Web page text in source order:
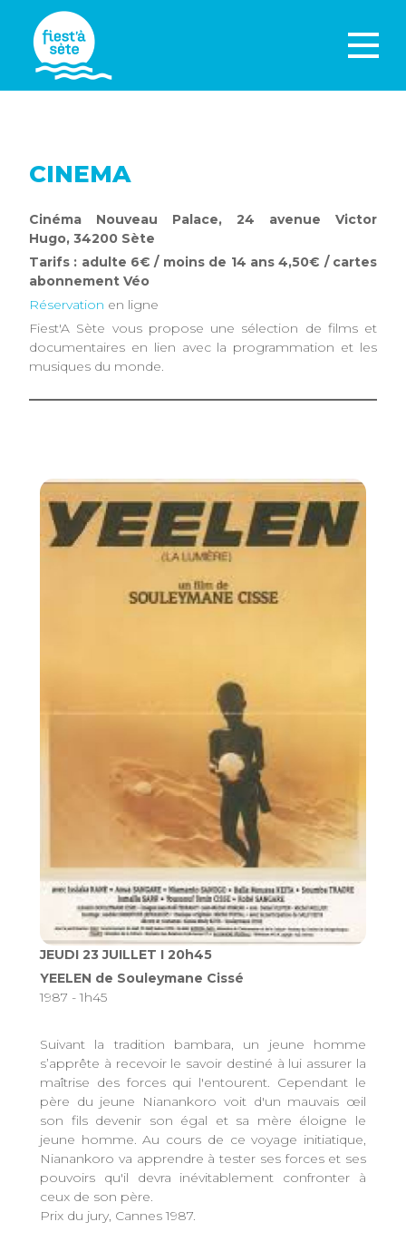
CINEMA
Cinéma Nouveau Palace, 24 avenue Victor
Hugo, 34200 Sète
Tarifs : adulte 6€ / moins de 14 ans 4,50€ / cartes
abonnement Véo
Réservation en ligne
Fiest'A Sète vous propose une sélection de films et
documentaires en lien avec la programmation et les
musiques du monde.
JEUDI 23 JUILLET I 20h45
YEELEN de Souleymane Cissé
1987 - 1h45
Suivant la tradition bambara, un jeune homme
s’apprête à recevoir le savoir destiné à lui assurer la
maîtrise des forces qui l'entourent. Cependant le
père du jeune Nianankoro voit d'un mauvais œil
son fils devenir son égal et sa mère éloigne le
jeune homme. Au cours de ce voyage initiatique,
Nianankoro va apprendre à tester ses forces et ses
pouvoirs qu'il devra inévitablement confronter à
ceux de son père.
Prix du jury, Cannes 1987.